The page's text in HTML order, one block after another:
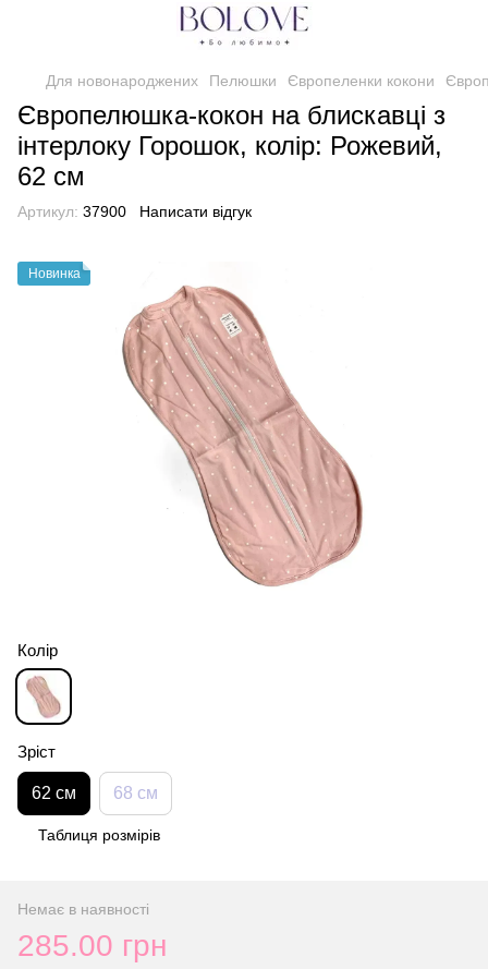
Для новонароджених Пелюшки Європеленки кокони
Європелюшка-кокон на блискавці з
інтерлоку Горошок, колір: Рожевий,
62 см
Артикул: 37900 Написати відгук
Новинка
Колір
Зріст
62 см 68 см
Таблиця розмірів
Немає в наявності
285.00 грн